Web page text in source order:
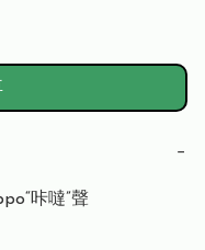
−
咔噠”聲